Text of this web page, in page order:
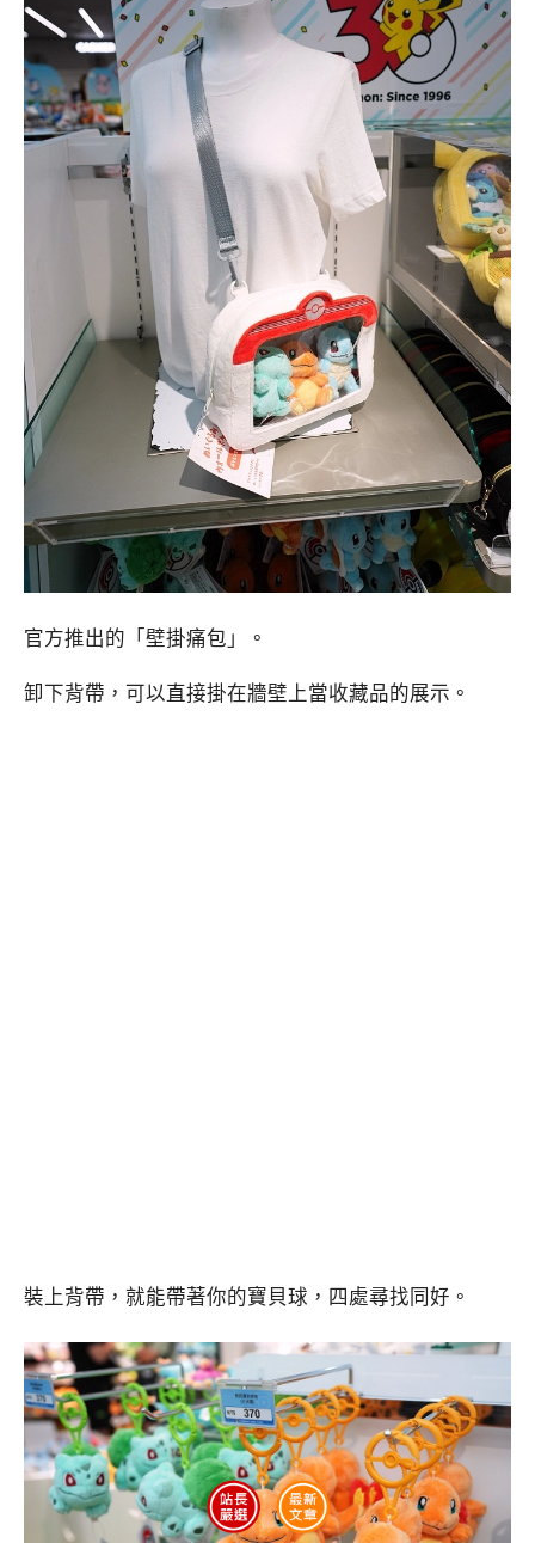
官方推出的「壁掛痛包」。
卸下背帶，可以直接掛在牆壁上當收藏品的展示。
裝上背帶，就能帶著你的寶貝球，四處尋找同好。